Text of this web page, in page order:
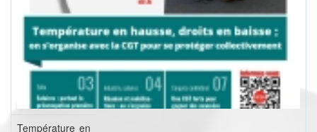
Température en